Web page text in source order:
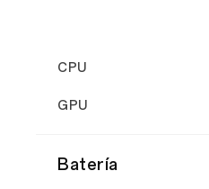
CPU
GPU
Batería